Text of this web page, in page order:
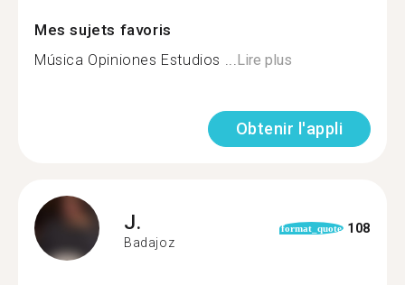
Mes sujets favoris
Música Opiniones Estudios ...Lire plus
Obtenir l'appli
J.
Badajoz
format_quote 108